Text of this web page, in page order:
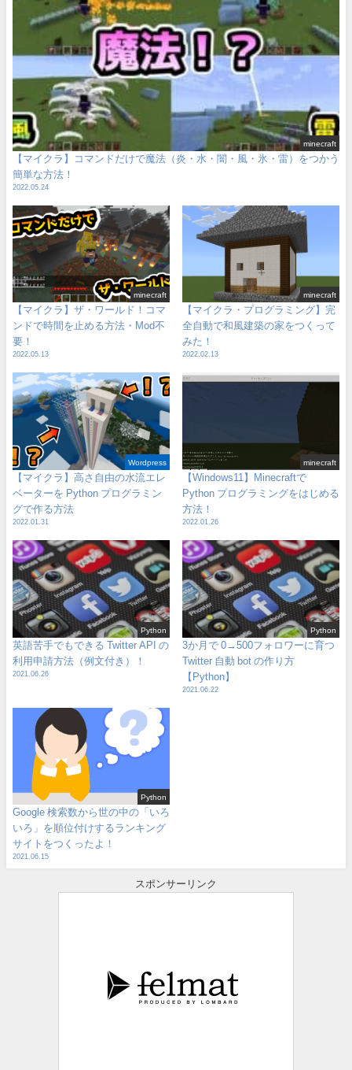
minecraft
【マイクラ】コマンドだけで魔法（炎・水・闇・風・氷・雷）をつかう
簡単な方法！
2022.05.24
minecraft
【マイクラ】ザ・ワールド！コマ
ンドで時間を止める方法・Mod不
要！
2022.05.13
minecraft
【マイクラ・プログラミング】完
全自動で和風建築の家をつくって
みた！
2022.02.13
Wordpress
【マイクラ】高さ自由の水流エレ
ベーターを Python プログラミン
グで作る方法
2022.01.31
minecraft
【Windows11】Minecraftで
Python プログラミングをはじめる
方法！
2022.01.26
Python
英語苦手でもできる Twitter API の
利用申請方法（例文付き）！
2021.06.26
Python
3か月で 0→500フォロワーに育つ
Twitter 自動 bot の作り方
【Python】
2021.06.22
Python
Google 検索数から世の中の「いろ
いろ」を順位付けするランキング
サイトをつくったよ！
2021.06.15
スポンサーリンク